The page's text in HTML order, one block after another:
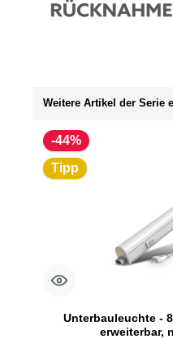
Weitere Artikel der Serie
-44%
Tipp
Unterbauleuchte -
erweiterbar,